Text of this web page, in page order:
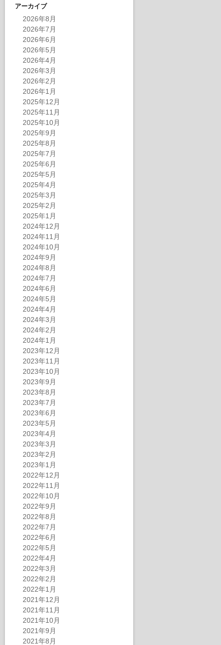
アーカイブ
2026年8月
2026年7月
2026年6月
2026年5月
2026年4月
2026年3月
2026年2月
2026年1月
2025年12月
2025年11月
2025年10月
2025年9月
2025年8月
2025年7月
2025年6月
2025年5月
2025年4月
2025年3月
2025年2月
2025年1月
2024年12月
2024年11月
2024年10月
2024年9月
2024年8月
2024年7月
2024年6月
2024年5月
2024年4月
2024年3月
2024年2月
2024年1月
2023年12月
2023年11月
2023年10月
2023年9月
2023年8月
2023年7月
2023年6月
2023年5月
2023年4月
2023年3月
2023年2月
2023年1月
2022年12月
2022年11月
2022年10月
2022年9月
2022年8月
2022年7月
2022年6月
2022年5月
2022年4月
2022年3月
2022年2月
2022年1月
2021年12月
2021年11月
2021年10月
2021年9月
2021年8月